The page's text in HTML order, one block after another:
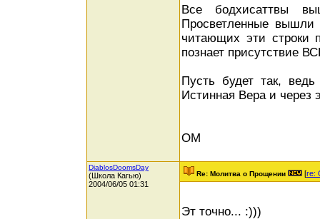
Все бодхисаттвы
Просветленные вышли
читающих эти строки
познает присутствие
Пусть будет так,
Истинная Вера и через
ОМ
DiablosDoomsDay
(Школа Кагью)
2004/06/05 01:31
Re: Молитва о Прощении [re:
Эт точно... :)))